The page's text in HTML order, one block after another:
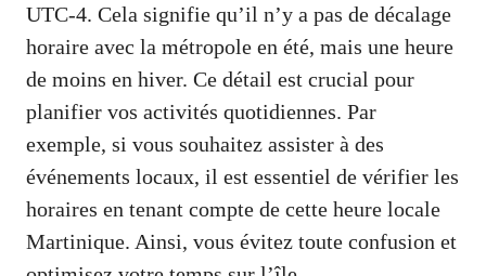
UTC-4. Cela signifie qu’il n’y a pas de décalage
horaire avec la métropole en été, mais une heure
de moins en hiver. Ce détail est crucial pour
planifier vos activités quotidiennes. Par
exemple, si vous souhaitez assister à des
événements locaux, il est essentiel de vérifier les
horaires en tenant compte de cette heure locale
Martinique. Ainsi, vous évitez toute confusion et